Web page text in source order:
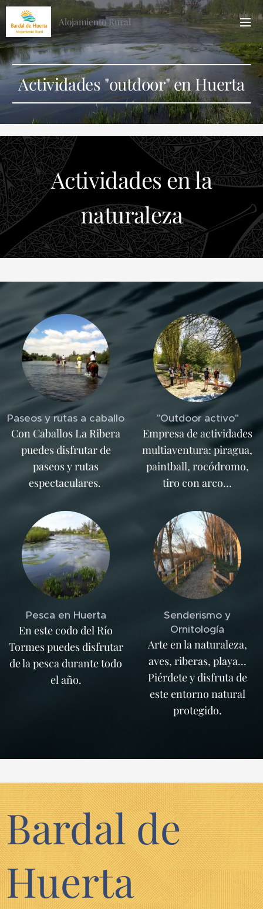
Alojamiento Rural
Actividades "outdoor" en Huerta
Actividades en la
naturaleza
Paseos y rutas a caballo
Con Caballos La Ribera
puedes disfrutar de
paseos y rutas
espectaculares.
"Outdoor activo"
Empresa de actividades
multiaventura: piragua,
paintball, rocódromo,
tiro con arco...
Pesca en Huerta
En este codo del Río
Tormes puedes disfrutar
de la pesca durante todo
el año.
Senderismo y
Ornitología
Arte en la naturaleza,
aves, riberas, playa...
Piérdete y disfruta de
este entorno natural
protegido.
Bardal de
Huerta